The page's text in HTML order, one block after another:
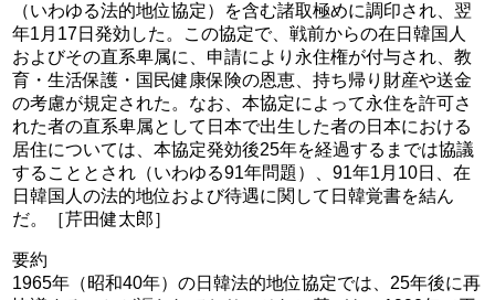
（いわゆる法的地位協定）を含む諸取極めに調印され、翌
年1月17日発効した。この協定で、戦前からの在日韓国人
およびその直系卑属に、申請により永住権が付与され、教
育・生活保護・国民健康保険の恩恵、持ち帰り財産や送金
の考慮が規定された。なお、本協定によって永住を許可さ
れた者の直系卑属として日本で出生した者の日本における
居住については、本協定発効後25年を経過するまでは協議
することとされ（いわゆる91年問題）、91年1月10日、在
日韓国人の法的地位および待遇に関して日韓覚書を結ん
だ。［芹田健太郎］
要約
1965年（昭和40年）の日韓法的地位協定では、25年後に再